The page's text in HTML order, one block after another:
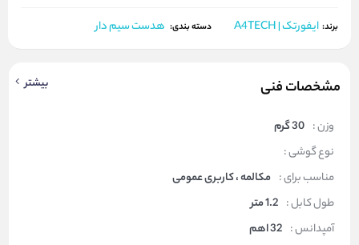
برند: ایفورتک | A4TECH دسته بندی: هدست سیم دار
مشخصات فنی بیشتر
وزن : 30 گرم
نوع گوشی :
مناسب برای : مکالمه ، کاربری عمومی
طول کابل : 1.2 متر
آمپدانس : 32 اهم